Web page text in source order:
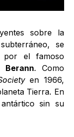
sobre la
se
por el famoso
. Como
en 1966,
Tierra. En
sin su